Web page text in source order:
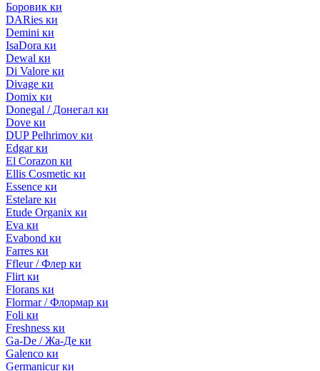
Боровик ки
DARies ки
Demini ки
IsaDora ки
Dewal ки
Di Valore ки
Divage ки
Domix ки
Donegal / Донегал ки
Dove ки
DUP Pelhrimov ки
Edgar ки
El Corazon ки
Ellis Cosmetic ки
Essence ки
Estelare ки
Etude Organix ки
Eva ки
Evabond ки
Farres ки
Ffleur / Флер ки
Flirt ки
Florans ки
Flormar / Флормар ки
Foli ки
Freshness ки
Ga-De / Жа-Де ки
Galenco ки
Germanicur ки